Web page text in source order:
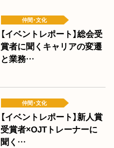
仲間･文化
【イベントレポート】総会受
賞者に聞くキャリアの変遷
と業務…
仲間･文化
【イベントレポート】新人賞
受賞者×OJTトレーナーに
聞く…